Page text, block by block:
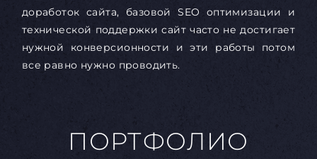
доработок сайта, базовой SEO оптимизации и
технической поддержки сайт часто не достигает
нужной конверсионности и эти работы потом
все равно нужно проводить.
ПОРТФОЛИО